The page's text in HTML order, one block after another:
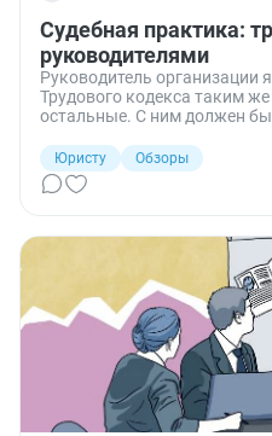
Судебная практика:
руководителями
Руководитель организации
Трудового кодекса таким
остальные. С ним должен
и компенсации. Поэтому у
директоров нередко
своими организациями и их
Юристу
Обзоры